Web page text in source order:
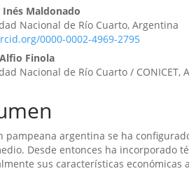
Inés Maldonado
Nacional de Río Cuarto, Argentina
0000-0002-4969-2795
Finola
Nacional de Río Cuarto / CONICET,
pampeana argentina se ha
Desde entonces ha incorporado
sus características económicas